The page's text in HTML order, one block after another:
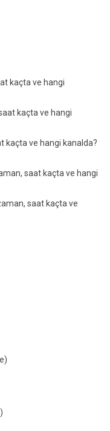
kaçta ve hangi
kaçta ve hangi
kaçta ve hangi kanalda?
saat kaçta ve hangi
saat kaçta ve